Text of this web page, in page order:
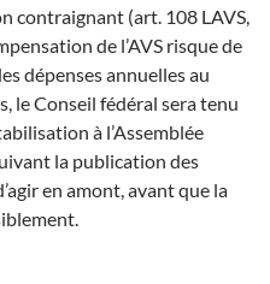
contraignant (art. 108 LAVS,
de l’AVS risque de
dépenses annuelles au
le Conseil fédéral sera tenu
à l’Assemblée
la publication des
en amont, avant que la